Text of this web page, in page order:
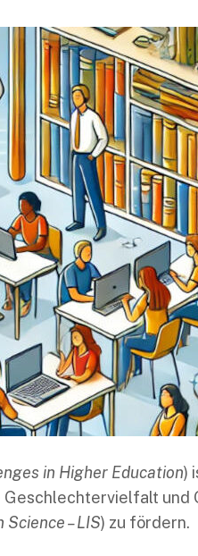
in Higher Education)
– LIS) zu fördern.